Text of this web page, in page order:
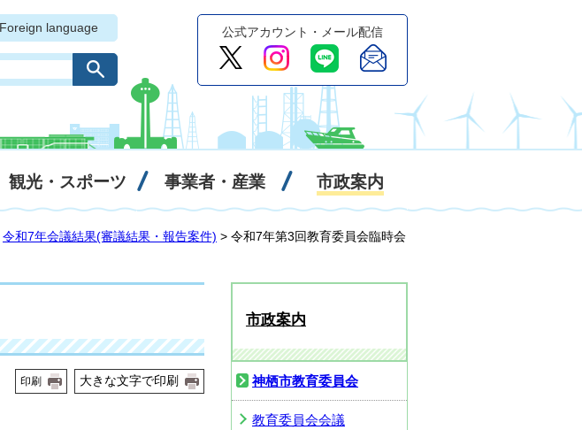
Foreign language 公式アカウント・メール配信
観光・スポーツ 事業者・産業 市政案内
令和7年会議結果(審議結果・報告案件) > 令和7年第3回教育委員会臨時会
印刷 大きな文字で印刷
市政案内
神栖市教育委員会
教育委員会会議